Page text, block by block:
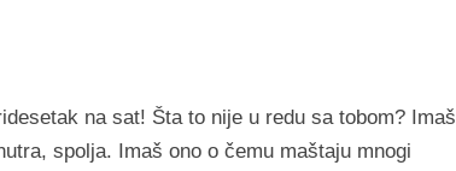
na sat! Šta to nije u redu sa tobom? Imaš
spolja. Imaš ono o čemu maštaju mnogi